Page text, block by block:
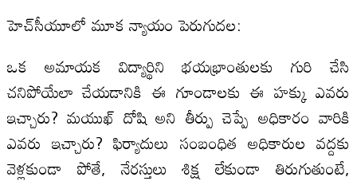
హెచ్‌సీయూలో మూక న్యాయం పెరుగుదల:
ఒక అమాయక విద్యార్థిని భయభ్రాంతులకు గురి చేసి
చనిపోయేలా చేయడానికి ఈ గూండాలకు ఈ హక్కు ఎవరు
ఇచ్చారు? మయుఖ్ దోషి అని తీర్పు చెప్పే అధికారం వారికి
ఎవరు ఇచ్చారు? ఫిర్యాదులు సంబంధిత అధికారుల వద్దకు
వెళ్లకుండా పోతే, నేరస్తులు శిక్ష లేకుండా తిరుగుతుంటే,